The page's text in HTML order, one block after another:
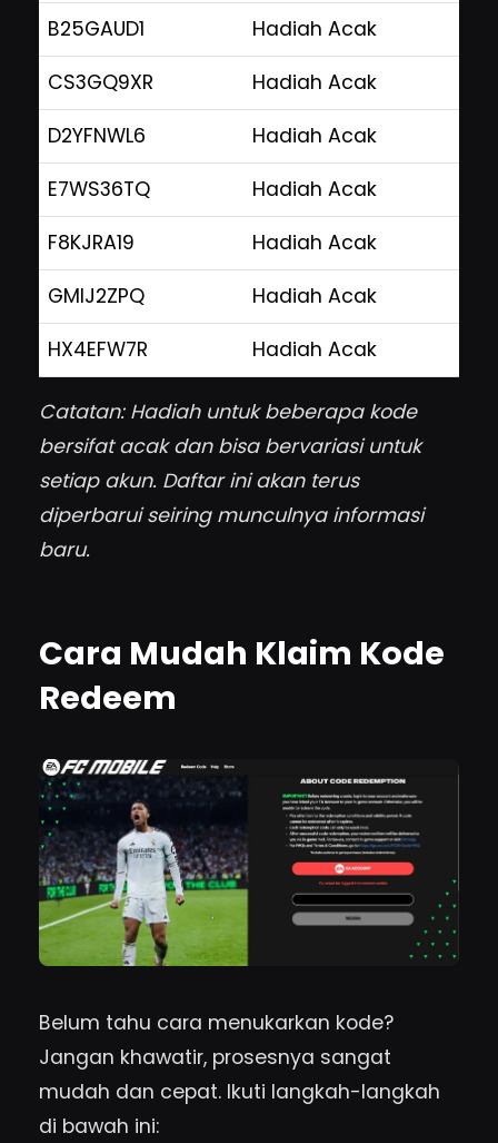
B25GAUD1
Hadiah Acak
CS3GQ9XR
Hadiah Acak
D2YFNWL6
Hadiah Acak
E7WS36TQ
Hadiah Acak
F8KJRA19
Hadiah Acak
GMIJ2ZPQ
Hadiah Acak
HX4EFW7R
Hadiah Acak
Catatan: Hadiah untuk beberapa kode
bersifat acak dan bisa bervariasi untuk
setiap akun. Daftar ini akan terus
diperbarui seiring munculnya informasi
baru.
Cara Mudah Klaim Kode
Redeem
Belum tahu cara menukarkan kode?
Jangan khawatir, prosesnya sangat
mudah dan cepat. Ikuti langkah-langkah
di bawah ini: